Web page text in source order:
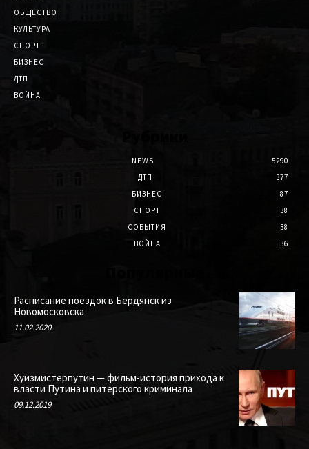
ОБЩЕСТВО
КУЛЬТУРА
СПОРТ
БИЗНЕС
ДТП
ВОЙНА
NEWS
5290
ДТП
377
БИЗНЕС
87
СПОРТ
38
СОБЫТИЯ
38
ВОЙНА
36
Расписание поездок в Бердянск из
Новомосковска
11.02.2020
Хуизмистерпутин — фильм-история прихода к
власти Путина и питерского криминала
09.12.2019